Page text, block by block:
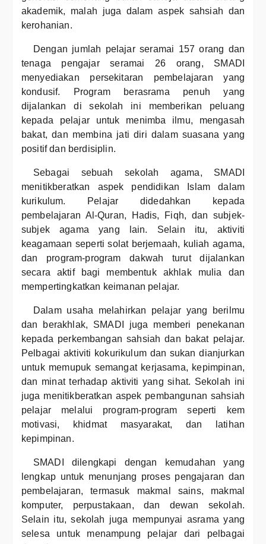
akademik, malah juga dalam aspek sahsiah dan
kerohanian.
Dengan jumlah pelajar seramai 157 orang dan
tenaga pengajar seramai 26 orang, SMADI
menyediakan persekitaran pembelajaran yang
kondusif. Program berasrama penuh yang
dijalankan di sekolah ini memberikan peluang
kepada pelajar untuk menimba ilmu, mengasah
bakat, dan membina jati diri dalam suasana yang
positif dan berdisiplin.
Sebagai sebuah sekolah agama, SMADI
menitikberatkan aspek pendidikan Islam dalam
kurikulum. Pelajar didedahkan kepada
pembelajaran Al-Quran, Hadis, Fiqh, dan subjek-
subjek agama yang lain. Selain itu, aktiviti
keagamaan seperti solat berjemaah, kuliah agama,
dan program-program dakwah turut dijalankan
secara aktif bagi membentuk akhlak mulia dan
mempertingkatkan keimanan pelajar.
Dalam usaha melahirkan pelajar yang berilmu
dan berakhlak, SMADI juga memberi penekanan
kepada perkembangan sahsiah dan bakat pelajar.
Pelbagai aktiviti kokurikulum dan sukan dianjurkan
untuk memupuk semangat kerjasama, kepimpinan,
dan minat terhadap aktiviti yang sihat. Sekolah ini
juga menitikberatkan aspek pembangunan sahsiah
pelajar melalui program-program seperti kem
motivasi, khidmat masyarakat, dan latihan
kepimpinan.
SMADI dilengkapi dengan kemudahan yang
lengkap untuk menunjang proses pengajaran dan
pembelajaran, termasuk makmal sains, makmal
komputer, perpustakaan, dan dewan sekolah.
Selain itu, sekolah juga mempunyai asrama yang
selesa untuk menampung pelajar dari pelbagai